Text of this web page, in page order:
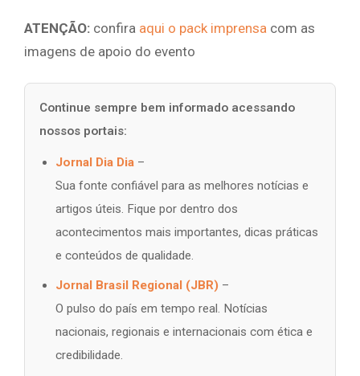
ATENÇÃO: confira aqui o pack imprensa com as
imagens de apoio do evento
Continue sempre bem informado acessando
nossos portais:
Jornal Dia Dia –
Sua fonte confiável para as melhores notícias e
artigos úteis. Fique por dentro dos
acontecimentos mais importantes, dicas práticas
e conteúdos de qualidade.
Jornal Brasil Regional (JBR) –
O pulso do país em tempo real. Notícias
nacionais, regionais e internacionais com ética e
credibilidade.